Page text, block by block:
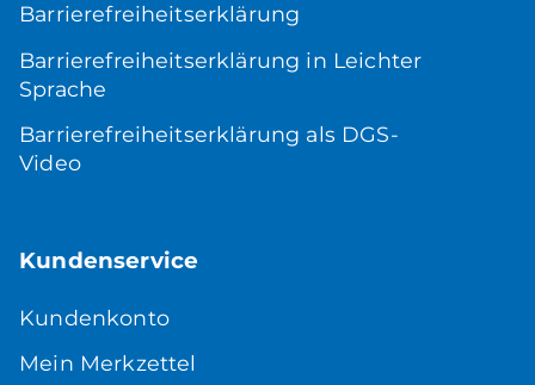
Barrierefreiheitserklärung
Barrierefreiheitserklärung in Leichter
Sprache
Barrierefreiheitserklärung als DGS-
Video
Kundenservice
Kundenkonto
Mein Merkzettel